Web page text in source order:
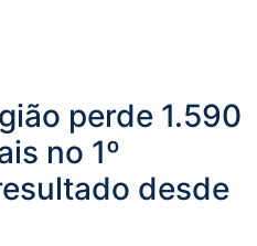
perde 1.590
no 1º
desde